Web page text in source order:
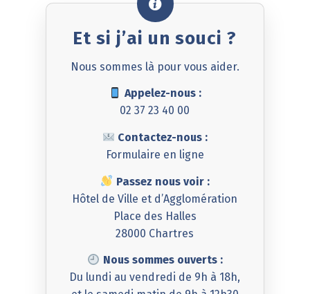
Et si j’ai un souci ?
Nous sommes là pour vous aider.
Appelez-nous :
02 37 23 40 00
Contactez-nous :
Formulaire en ligne
Passez nous voir :
Hôtel de Ville et d’Agglomération
Place des Halles
28000 Chartres
Nous sommes ouverts :
Du lundi au vendredi de 9h à 18h,